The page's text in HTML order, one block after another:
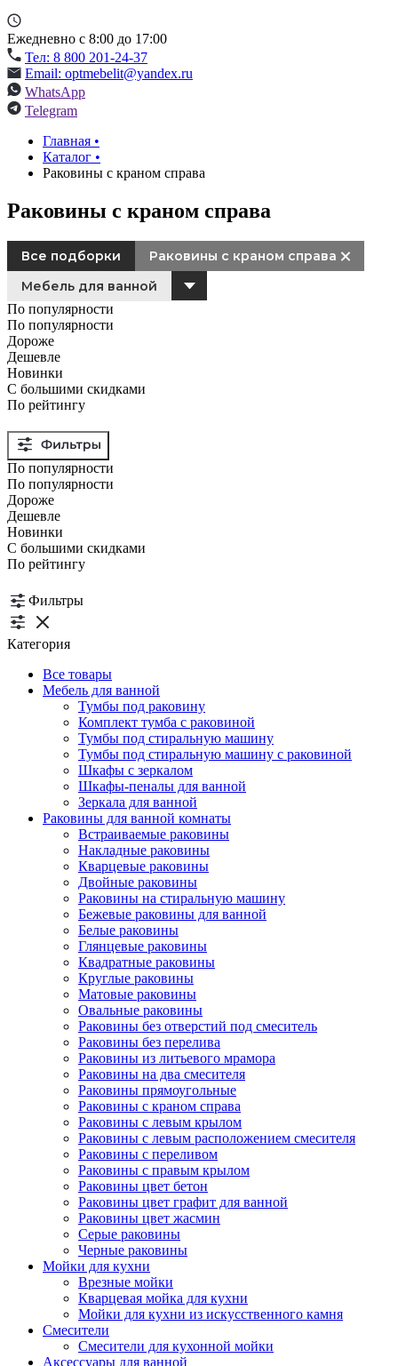
Ежедневно с 8:00 до 17:00
Тел: 8 800 201-24-37
Email: optmebelit@yandex.ru
WhatsApp
Telegram
Главная •
Каталог •
Раковины с краном справа
Раковины с краном справа
Все подборки
Раковины с краном справа
Мебель для ванной
По популярности
По популярности
Дороже
Дешевле
Новинки
С большими скидками
По рейтингу
По популярности
По популярности
Дороже
Дешевле
Новинки
С большими скидками
По рейтингу
Фильтры
Категория
Все товары
Мебель для ванной
Тумбы под раковину
Комплект тумба с раковиной
Тумбы под стиральную машину
Тумбы под стиральную машину с раковиной
Шкафы с зеркалом
Шкафы-пеналы для ванной
Зеркала для ванной
Раковины для ванной комнаты
Встраиваемые раковины
Накладные раковины
Кварцевые раковины
Двойные раковины
Раковины на стиральную машину
Бежевые раковины для ванной
Белые раковины
Глянцевые раковины
Квадратные раковины
Круглые раковины
Матовые раковины
Овальные раковины
Раковины без отверстий под смеситель
Раковины без перелива
Раковины из литьевого мрамора
Раковины на два смесителя
Раковины прямоугольные
Раковины с краном справа
Раковины с левым крылом
Раковины с левым расположением смесителя
Раковины с переливом
Раковины с правым крылом
Раковины цвет бетон
Раковины цвет графит для ванной
Раковины цвет жасмин
Серые раковины
Черные раковины
Мойки для кухни
Врезные мойки
Кварцевая мойка для кухни
Мойки для кухни из искусственного камня
Смесители
Смесители для кухонной мойки
Аксессуары для ванной